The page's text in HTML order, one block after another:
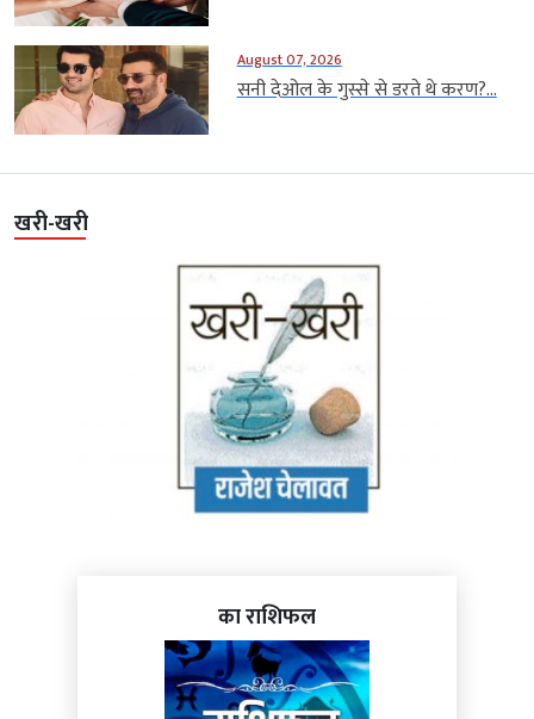
August 07, 2026
सनी देओल के गुस्से से डरते थे करण?...
खरी-खरी
का राशिफल